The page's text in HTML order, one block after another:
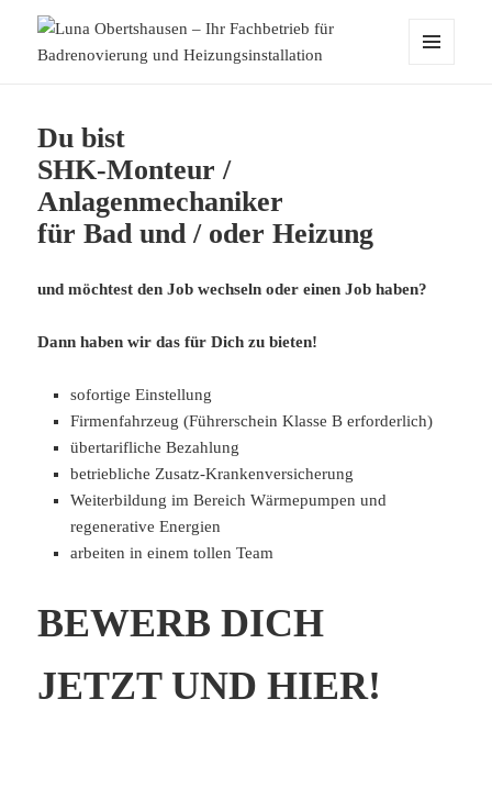
Fachbetrieb für Badrenovierung und
Heizungsinstallation
Du bist
SHK-Monteur /
Anlagenmechaniker
für Bad und / oder Heizung
und möchtest den Job wechseln oder einen Job haben?
Dann haben wir das für Dich zu bieten!
sofortige Einstellung
Firmenfahrzeug (Führerschein Klasse B erforderlich)
übertarifliche Bezahlung
betriebliche Zusatz-Krankenversicherung
Weiterbildung im Bereich Wärmepumpen und
regenerative Energien
arbeiten in einem tollen Team
BEWERB DICH
JETZT UND HIER!